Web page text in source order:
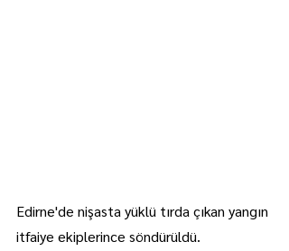
Edirne'de nişasta yüklü tırda çıkan yangın
itfaiye ekiplerince söndürüldü.